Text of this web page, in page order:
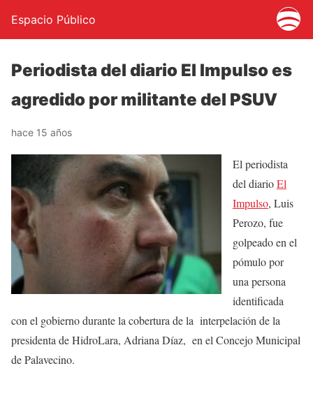
Espacio Público
Periodista del diario El Impulso es
agredido por militante del PSUV
hace 15 años
El periodista
del diarioEl
Impulso, Luis
Perozo, fue
golpeado en el
pómulo por
una persona
identificada
con el gobierno durante la cobertura de la interpelación de la
presidenta de HidroLara, Adriana Díaz, en el Concejo Municipal
de Palavecino.